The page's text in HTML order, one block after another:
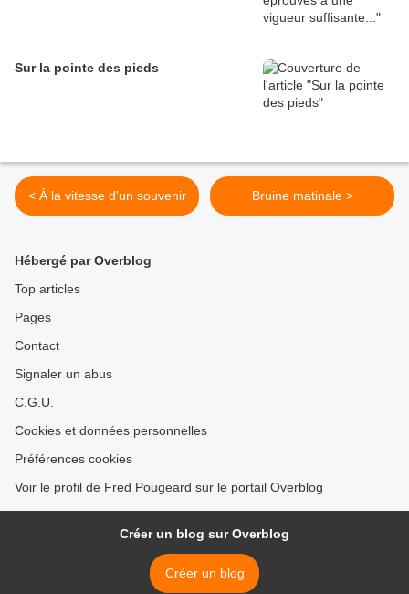
Sur la pointe des pieds
< À la vitesse d'un souvenir Bruine matinale >
Hébergé par Overblog
Top articles
Pages
Contact
Signaler un abus
C.G.U.
Cookies et données personnelles
Préférences cookies
Voir le profil de Fred Pougeard sur le portail Overblog
Créer un blog sur Overblog
Créer un blog